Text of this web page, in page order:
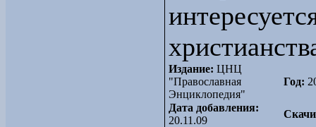
Издание: ЦНЦ
"Православная
Энциклопедия"
Год:
Дата добавления:
20.11.09